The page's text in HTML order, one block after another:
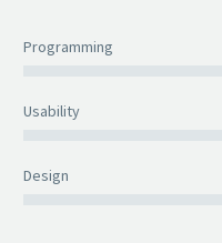
Programming
Usability
Design